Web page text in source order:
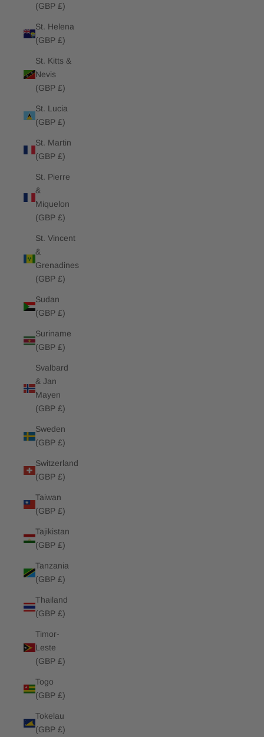
(GBP £)
St. Helena
(GBP £)
St. Kitts &
Nevis
(GBP £)
St. Lucia
(GBP £)
St. Martin
(GBP £)
St. Pierre
&
Miquelon
(GBP £)
St. Vincent
&
Grenadines
(GBP £)
Sudan
(GBP £)
Suriname
(GBP £)
Svalbard
& Jan
Mayen
(GBP £)
Sweden
(GBP £)
Switzerland
(GBP £)
Taiwan
(GBP £)
Tajikistan
(GBP £)
Tanzania
(GBP £)
Thailand
(GBP £)
Timor-
Leste
(GBP £)
Togo
(GBP £)
Tokelau
(GBP £)